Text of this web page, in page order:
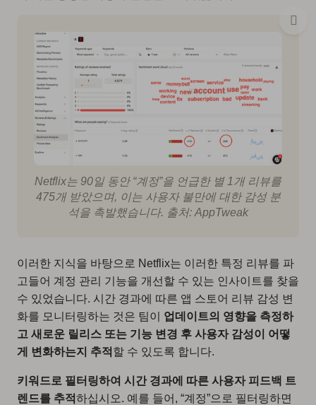
Netflix는 90일 동안 “계정”을 언급한 별 1개 리뷰를
475개 받았으며, 이는 사용자 불만에 대한 감성 분
석을 촉발했습니다. 출처: AppTweak
이러한 지식을 바탕으로 Netflix는 이러한 특정 리뷰를 파
고들어 계정 관리 기능을 개선할 수 있는 인사이트를 찾을
수 있었습니다. 시간 경과에 따른 앱 스토어 리뷰 감성 변
화를 모니터링하는 것은 팀이 업데이트의 영향을 측정하
고 새로운 릴리스 또는 기능 변경 후 사용자 감성이 어떻
게 변화하는지 추적 할 수 있도록 합니다.
키워드로 필터링하여 시간 경과에 따른 사용자 피드백 트
렌드를 추적하십시오. 예를 들어, “계정”으로 필터링하면